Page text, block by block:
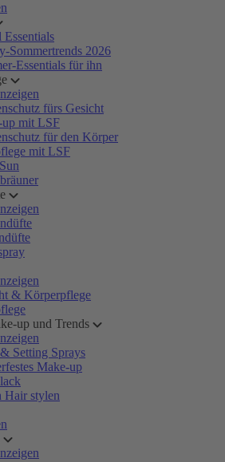
Essentials
Sommertrends 2026
Essentials für ihn
fürs Gesicht
up mit LSF
für den Körper
mit LSF
& Körperpflege
up und Trends
Setting Sprays
Make-up
Hair stylen